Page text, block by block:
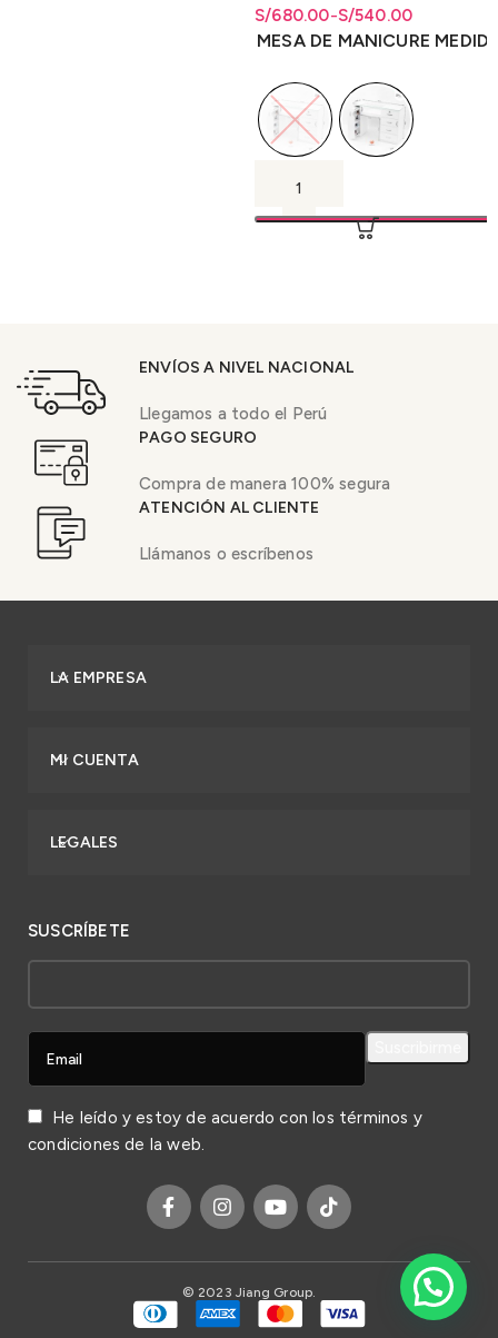
S/540.00
-
S/680.00
Rango de precios: desde
S/540.00 hasta S/680.00
Rango de precios: desde
S/540.00hastaS/ 680.00
MESA DE MANICURE
ENVÍOS A NIVEL NACIONAL
Llegamos a todo el Perú
PAGO SEGURO
Compra de manera 100% segura
ATENCIÓN AL CLIENTE
Llámanos o escríbenos
LA EMPRESA
MI CUENTA
LEGALES
SUSCRÍBETE
He leído y estoy de acuerdo con los términos y
condiciones de la web.
© 2023 Jiang Group.